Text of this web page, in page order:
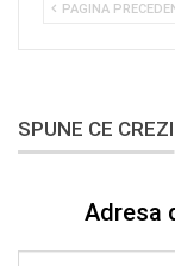
PAGINA
SPUNE CE CREZI
Adresa